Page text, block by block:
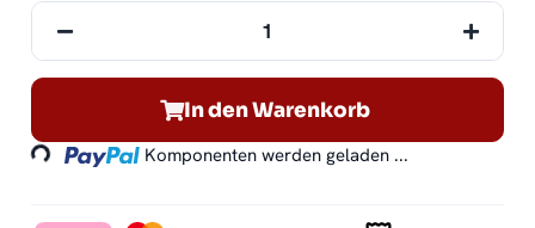
In den Warenkorb
Loading... Komponenten werden geladen ...